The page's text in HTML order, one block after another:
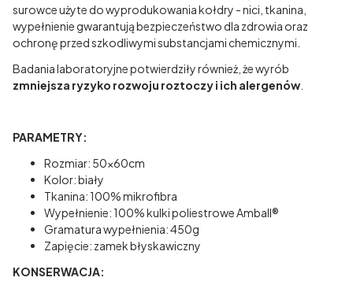
surowce użyte do wyprodukowania kołdry - nici, tkanina,
wypełnienie gwarantują bezpieczeństwo dla zdrowia oraz
ochronę przed szkodliwymi substancjami chemicznymi.
Badania laboratoryjne potwierdziły również, że wyrób
zmniejsza ryzyko rozwoju roztoczy i ich alergenów
PARAMETRY:
Rozmiar: 50x60cm
Kolor: biały
Tkanina: 100% mikrofibra
Wypełnienie: 100% kulki poliestrowe Amball®
Gramatura wypełnienia: 450g
Zapięcie: zamek błyskawiczny
KONSERWACJA: